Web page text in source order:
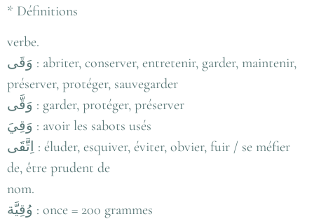
* Définitions
verbe.
وَقَى : abriter, conserver, entretenir, garder, maintenir,
préserver, protéger, sauvegarder
وَقَّى : garder, protéger, préserver
وَقِيَ : avoir les sabots usés
اِتَّقَى : éluder, esquiver, éviter, obvier, fuir / se méfier
de, être prudent de
nom.
وُقِيَّة : once = 200 grammes